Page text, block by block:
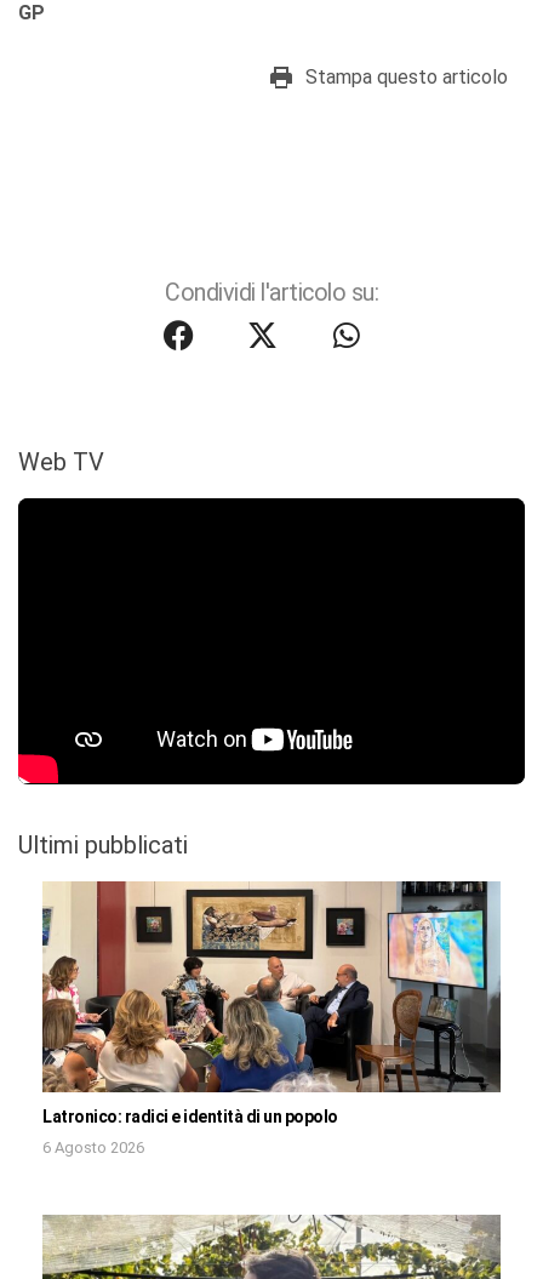
GP
Stampa questo articolo
Condividi l'articolo su:
Web TV
Ultimi pubblicati
Latronico: radici e identità di un popolo
6 Agosto 2026